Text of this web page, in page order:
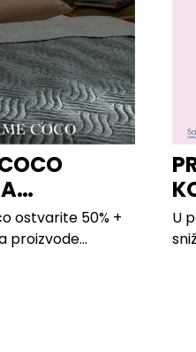
ZA
ostvarite 50% +
proizvode...
U